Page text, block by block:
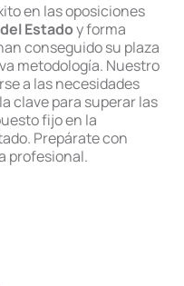
en las oposiciones
Estadoy forma
conseguido su plaza
metodología. Nuestro
a las necesidades
clave para superar las
fijo en la
Prepárate con
profesional.